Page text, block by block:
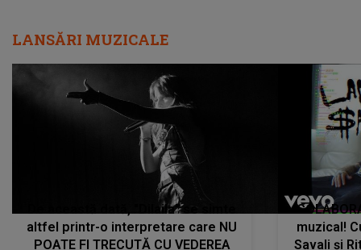
LANSĂRI MUZICALE
De această dată, "Dilaila" se simte
altfel printr-o interpretare care NU
POATE FI TRECUTĂ CU VEDEREA
muzical!
Savali și